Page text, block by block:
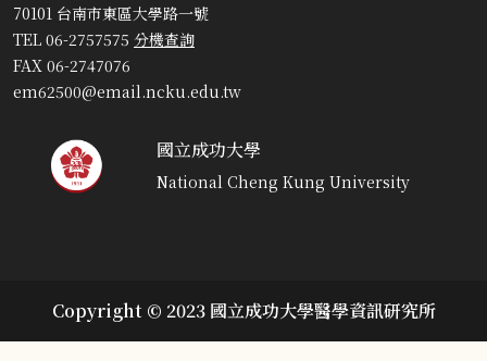
70101 台南市東區大學路一號
TEL 06-2757575 分機查詢
FAX 06-2747076
em62500@email.ncku.edu.tw
國立成功大學
National Cheng Kung University
Copyright © 2023 國立成功大學醫學資訊研究所